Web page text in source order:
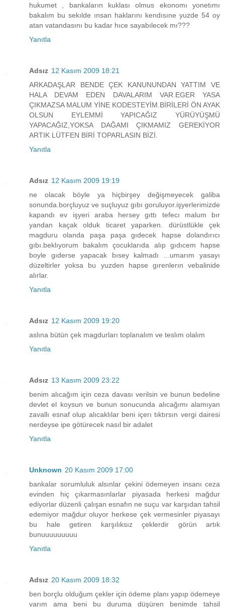
hukumet , bankaların kuklası olmus ekonomı yonetımı
bakalım bu sekılde ınsan haklarını kendısıne yuzde 54 oy
atan vatandasını bu kadar hıce sayabılecek mı???
Yanıtla
Adsız 12 Kasım 2009 18:21
ARKADAŞLAR BENDE ÇEK KANUNUNDAN YATTIM VE
HALA DEVAM EDEN DAVALARIM VAR.EGER YASA
ÇIKMAZSA MALUM YİNE KODESTEYİM.BİRİLERİ ÖN AYAK
OLSUN EYLEMMİ YAPICAĞIZ YÜRÜYÜŞMÜ
YAPACAĞIZ,YOKSA DAĞAMI ÇIKMAMIZ GEREKİYOR
ARTIK LÜTFEN BİRİ TOPARLASIN BİZİ.
Yanıtla
Adsız 12 Kasım 2009 19:19
ne olacak böyle ya hiçbirşey değişmeyecek galiba
sonunda.borçluyuz ve suçluyuz gıbı goruluyor.işyerlerimizde
kapandı ev işyeri araba hersey gıttı tefecı malum bır
yandan kaçak olduk ticaret yaparken. dürüstlükle çek
magduru olanda paşa paşa gıdecek hapse dolandırıcı
gıbı.beklıyorum bakalım çocuklarıda alıp gıdıcem hapse
boyle gıderse yapacak bısey kalmadı ...umarım yasayı
düzeltirler yoksa bu yuzden hapse gırenlerın vebalinide
alırlar.
Yanıtla
Adsız 12 Kasım 2009 19:20
aslına bütün çek magdurları toplanalım ve teslım olalım
Yanıtla
Adsız 13 Kasım 2009 23:22
benim alıcağım için ceza davası verilsin ve bunun bedeline
devlet el koysun ve bunun sonucunda alıcağımı alamıyan
zavallı esnaf olup alıcaklılar beni içerı tıktırsın vergi dairesi
nerdeyse ipe götürecek nasıl bir adalet
Yanıtla
Unknown 20 Kasım 2009 17:00
bankalar sorumluluk alsınlar çekini ödemeyen insanı ceza
evinden hiç çıkarmasınlarlar piyasada herkesi mağdur
ediyorlar düzenli çalışan esnafın ne suçu var karşıdan tahsil
edemiyor mağdur oluyor herkese çek vermesinler piyasayı
bu hale getiren karşılıksız çeklerdir görün artık
bunuuuuuuuuu
Yanıtla
Adsız 20 Kasım 2009 18:32
ben borçlu olduğum çekler için ödeme planı yapıp ödemeye
varım ama beni bu duruma düşüren benimde tahsil